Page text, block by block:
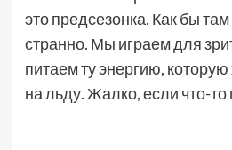
это предсезонка. Как бы
странно. Мы играем для
питаем ту энергию,
на льду. Жалко, если что-то